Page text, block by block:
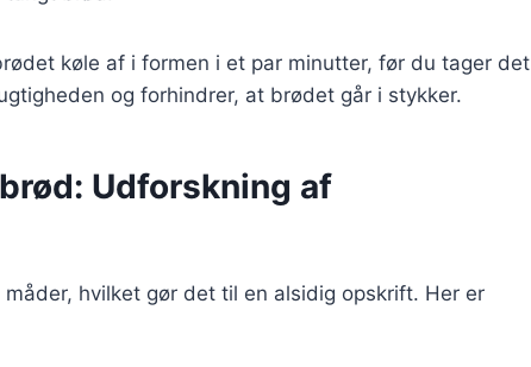
køle af i formen i et par minutter, før du tager det
og forhindrer, at brødet går i stykker.
Udforskning af
hvilket gør det til en alsidig opskrift. Her er